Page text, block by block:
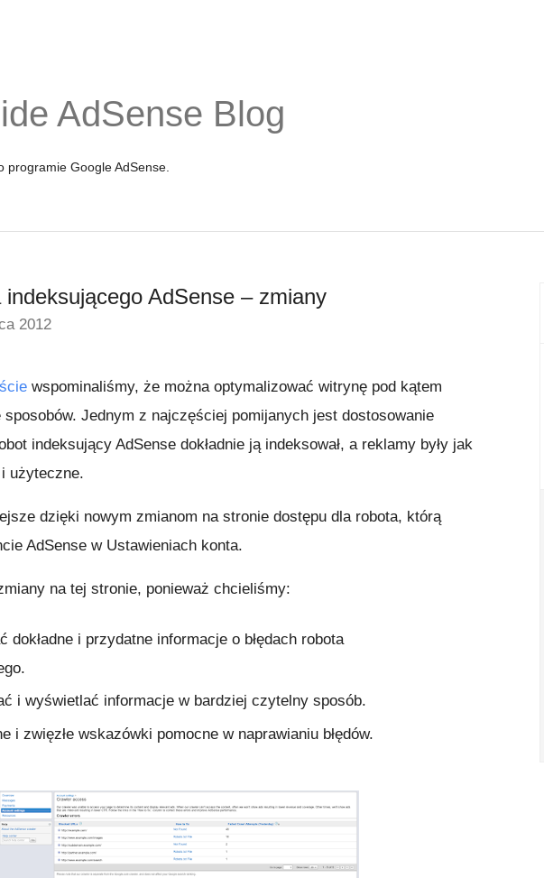
AdSense Blog
programie Google AdSense.
indeksującego AdSense – zmiany
2012
wspominaliśmy, że można optymalizować witrynę pod kątem
sposobów. Jednym z najczęściej pomijanych jest dostosowanie
indeksujący AdSense dokładnie ją indeksował, a reklamy były jak
użyteczne.
dzięki nowym zmianom na stronie dostępu dla robota, którą
AdSense w Ustawieniach konta.
na tej stronie, ponieważ chcieliśmy:
dokładne i przydatne informacje o błędach robota
i wyświetlać informacje w bardziej czytelny sposób.
i zwięzłe wskazówki pomocne w naprawianiu błędów.